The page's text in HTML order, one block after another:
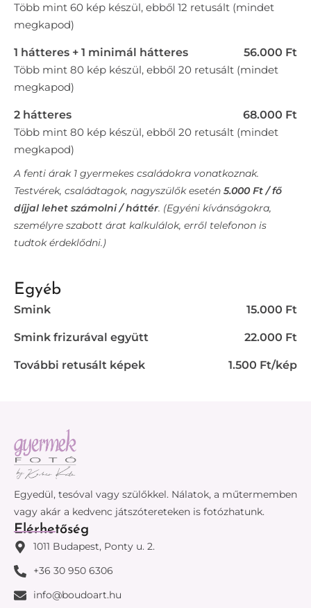
Több mint 60 kép készül, ebből 12 retusált (mindet
megkapod)
1 hátteres + 1 minimál hátteres
56.000 Ft
Több mint 80 kép készül, ebből 20 retusált (mindet
megkapod)
2 hátteres
68.000 Ft
Több mint 80 kép készül, ebből 20 retusált (mindet
megkapod)
A fenti árak 1 gyermekes családokra vonatkoznak.
Testvérek, családtagok, nagyszülők esetén 5.000 Ft / fő
díjjal lehet számolni / háttér. (Egyéni kívánságokra,
személyre szabott árat kalkulálok, erről telefonon is
tudtok érdeklődni.)
Egyéb
Smink 15.000 Ft
Smink frizurával együtt 22.000 Ft
További retusált képek 1.500 Ft/kép
Egyedül, tesóval vagy szülőkkel. Nálatok, a műtermemben
vagy akár a kedvenc játszótereteken is fotózhatunk.
Elérhetőség
1011 Budapest, Ponty u. 2.
+36 30 950 6306
info@boudoart.hu